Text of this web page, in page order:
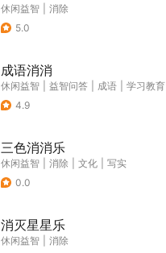
休闲益智
消除
5.0
成语消消
休闲益智 益智问答 成语
学习教育
4.9
三色消消乐
休闲益智 消除 文化
写实
0.0
消灭星星乐
休闲益智
消除